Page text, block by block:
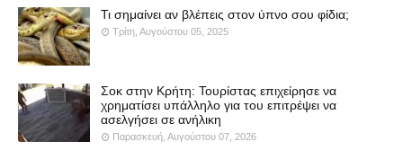
Τι σημαίνει αν βλέπεις στον ύπνο σου φίδια;
Τρίτη, Αυγούστου 05, 2025
Σοκ στην Κρήτη: Τουρίστας επιχείρησε να
χρηματίσει υπάλληλο για του επιτρέψει να
ασελγήσει σε ανήλικη
Παρασκευή, Αυγούστου 07, 2026